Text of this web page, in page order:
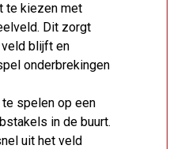
te kiezen met
Dit zorgt
blijft en
onderbrekingen
spelen op een
in de buurt.
uit het veld